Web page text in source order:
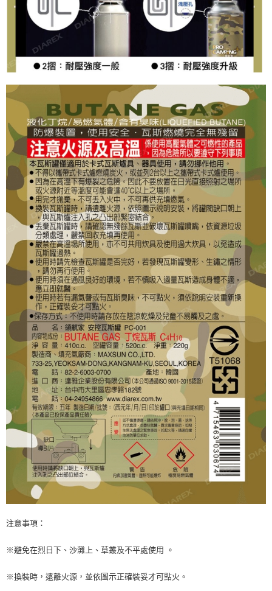
注意事項：
※避免在烈日下、沙灘上、草叢及不平處使用 。
※換裝時，遠離火源，並依圖示正確裝妥才可點火。